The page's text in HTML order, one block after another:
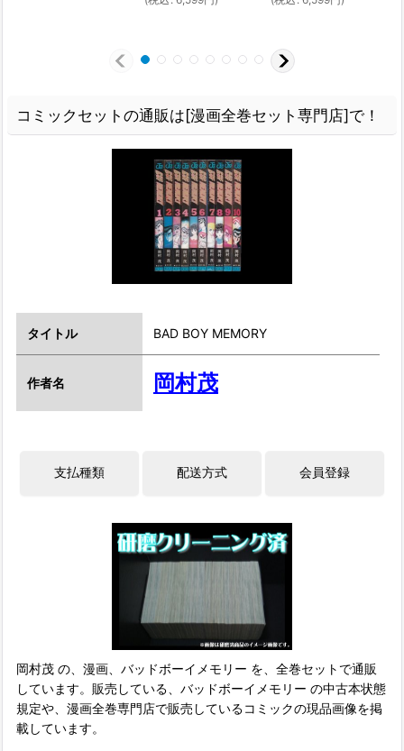
コミックセットの通販は[漫画全巻セット専門店]で！
タイトル BAD BOY MEMORY
作者名 岡村茂
岡村茂 の、漫画、バッドボーイメモリー を、全巻セットで通販
しています。販売している、バッドボーイメモリー の中古本状態
規定や、漫画全巻専門店で販売しているコミックの現品画像を掲
載しています。